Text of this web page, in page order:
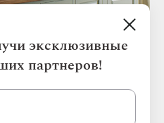
СТРОГОСТЬ И
эксклюзивные
партнеров!